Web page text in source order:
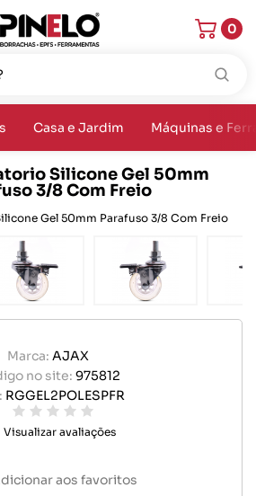
0
Casa e Jardim Máquinas e
Silicone Gel 50mm
3/8 Com Freio
Marca: AJAX
no site: 975812
RGGEL2POLESPFR
Visualizar avaliações
aos favoritos